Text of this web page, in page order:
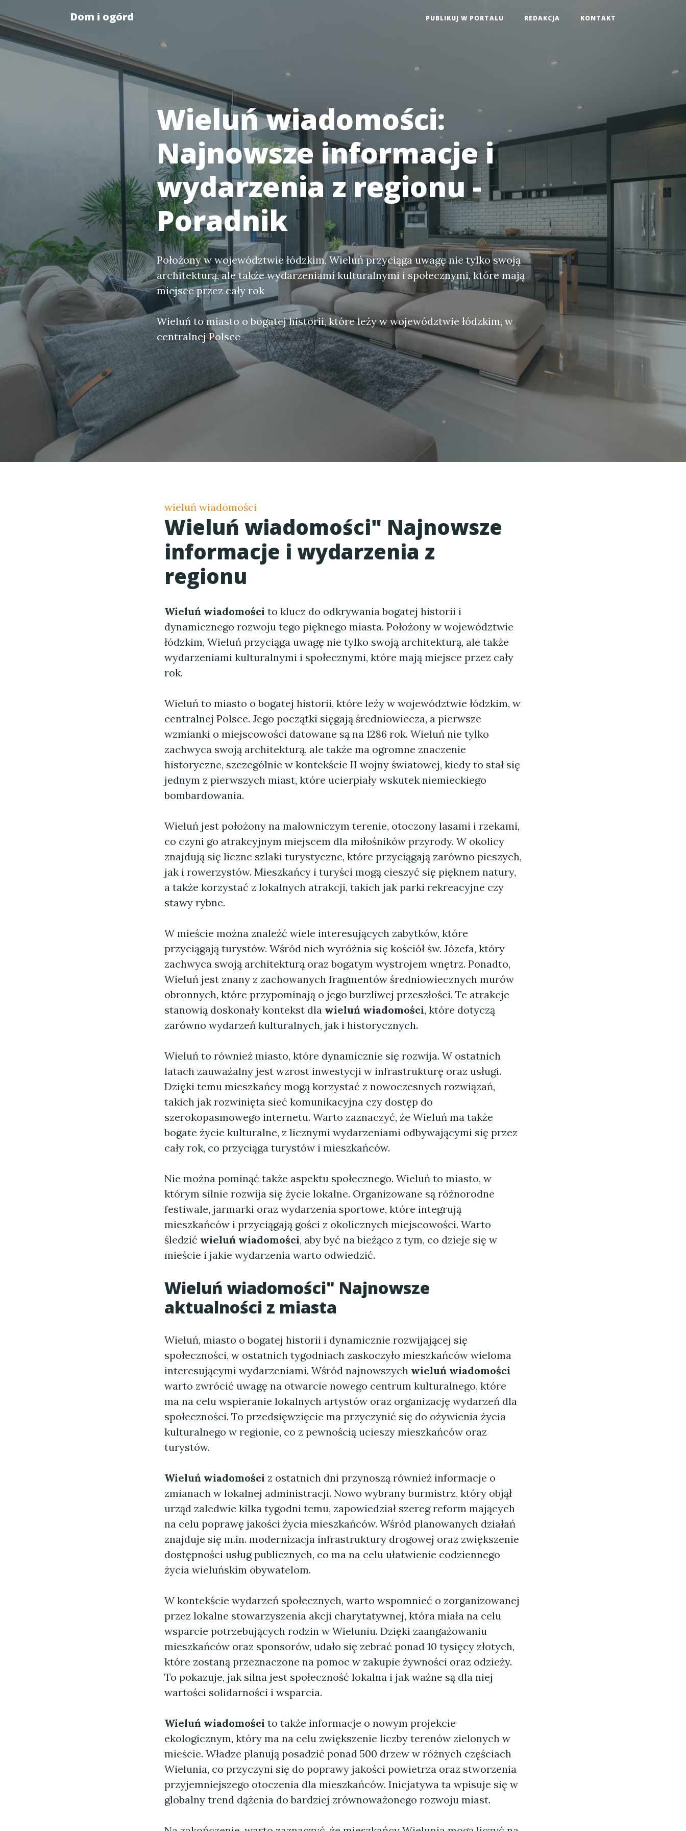
Dom i ogórd PUBLIKUJ W PORTALU REDAKCJA KONTAKT
Wieluń wiadomości:
Najnowsze informacje i
wydarzenia z regionu -
Poradnik
Położony w województwie łódzkim, Wieluń przyciąga uwagę nie tylko swoją
architekturą, ale także wydarzeniami kulturalnymi i społecznymi, które mają
miejsce przez cały rok
Wieluń to miasto o bogatej historii, które leży w województwie łódzkim, w
centralnej Polsce
wieluń wiadomości
Wieluń wiadomości" Najnowsze
informacje i wydarzenia z
regionu
Wieluń wiadomości to klucz do odkrywania bogatej historii i
dynamicznego rozwoju tego pięknego miasta. Położony w województwie
łódzkim, Wieluń przyciąga uwagę nie tylko swoją architekturą, ale także
wydarzeniami kulturalnymi i społecznymi, które mają miejsce przez cały
rok.
Wieluń to miasto o bogatej historii, które leży w województwie łódzkim, w
centralnej Polsce. Jego początki sięgają średniowiecza, a pierwsze
wzmianki o miejscowości datowane są na 1286 rok. Wieluń nie tylko
zachwyca swoją architekturą, ale także ma ogromne znaczenie
historyczne, szczególnie w kontekście II wojny światowej, kiedy to stał się
jednym z pierwszych miast, które ucierpiały wskutek niemieckiego
bombardowania.
Wieluń jest położony na malowniczym terenie, otoczony lasami i rzekami,
co czyni go atrakcyjnym miejscem dla miłośników przyrody. W okolicy
znajdują się liczne szlaki turystyczne, które przyciągają zarówno pieszych,
jak i rowerzystów. Mieszkańcy i turyści mogą cieszyć się pięknem natury,
a także korzystać z lokalnych atrakcji, takich jak parki rekreacyjne czy
stawy rybne.
W mieście można znaleźć wiele interesujących zabytków, które
przyciągają turystów. Wśród nich wyróżnia się kościół św. Józefa, który
zachwyca swoją architekturą oraz bogatym wystrojem wnętrz. Ponadto,
Wieluń jest znany z zachowanych fragmentów średniowiecznych murów
obronnych, które przypominają o jego burzliwej przeszłości. Te atrakcje
stanowią doskonały kontekst dla wieluń wiadomości, które dotyczą
zarówno wydarzeń kulturalnych, jak i historycznych.
Wieluń to również miasto, które dynamicznie się rozwija. W ostatnich
latach zauważalny jest wzrost inwestycji w infrastrukturę oraz usługi.
Dzięki temu mieszkańcy mogą korzystać z nowoczesnych rozwiązań,
takich jak rozwinięta sieć komunikacyjna czy dostęp do
szerokopasmowego internetu. Warto zaznaczyć, że Wieluń ma także
bogate życie kulturalne, z licznymi wydarzeniami odbywającymi się przez
cały rok, co przyciąga turystów i mieszkańców.
Nie można pominąć także aspektu społecznego. Wieluń to miasto, w
którym silnie rozwija się życie lokalne. Organizowane są różnorodne
festiwale, jarmarki oraz wydarzenia sportowe, które integrują
mieszkańców i przyciągają gości z okolicznych miejscowości. Warto
śledzić wieluń wiadomości, aby być na bieżąco z tym, co dzieje się w
mieście i jakie wydarzenia warto odwiedzić.
Wieluń wiadomości" Najnowsze
aktualności z miasta
Wieluń, miasto o bogatej historii i dynamicznie rozwijającej się
społeczności, w ostatnich tygodniach zaskoczyło mieszkańców wieloma
interesującymi wydarzeniami. Wśród najnowszych wieluń wiadomości
warto zwrócić uwagę na otwarcie nowego centrum kulturalnego, które
ma na celu wspieranie lokalnych artystów oraz organizację wydarzeń dla
społeczności. To przedsięwzięcie ma przyczynić się do ożywienia życia
kulturalnego w regionie, co z pewnością ucieszy mieszkańców oraz
turystów.
Wieluń wiadomości z ostatnich dni przynoszą również informacje o
zmianach w lokalnej administracji. Nowo wybrany burmistrz, który objął
urząd zaledwie kilka tygodni temu, zapowiedział szereg reform mających
na celu poprawę jakości życia mieszkańców. Wśród planowanych działań
znajduje się m.in. modernizacja infrastruktury drogowej oraz zwiększenie
dostępności usług publicznych, co ma na celu ułatwienie codziennego
życia wieluńskim obywatelom.
W kontekście wydarzeń społecznych, warto wspomnieć o zorganizowanej
przez lokalne stowarzyszenia akcji charytatywnej, która miała na celu
wsparcie potrzebujących rodzin w Wieluniu. Dzięki zaangażowaniu
mieszkańców oraz sponsorów, udało się zebrać ponad 10 tysięcy złotych,
które zostaną przeznaczone na pomoc w zakupie żywności oraz odzieży.
To pokazuje, jak silna jest społeczność lokalna i jak ważne są dla niej
wartości solidarności i wsparcia.
Wieluń wiadomości to także informacje o nowym projekcie
ekologicznym, który ma na celu zwiększenie liczby terenów zielonych w
mieście. Władze planują posadzić ponad 500 drzew w różnych częściach
Wielunia, co przyczyni się do poprawy jakości powietrza oraz stworzenia
przyjemniejszego otoczenia dla mieszkańców. Inicjatywa ta wpisuje się w
globalny trend dążenia do bardziej zrównoważonego rozwoju miast.